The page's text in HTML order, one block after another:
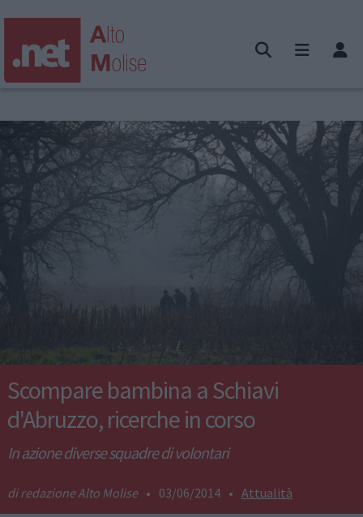
Scompare bambina a Schiavi
d'Abruzzo, ricerche in corso
In azione diverse squadre di volontari
redazione Alto Molise • 03/06/2014 • Attualità